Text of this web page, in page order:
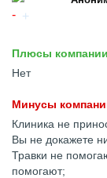
Плюсы
Нет
Минусы
Клиника не
Вы не докажете
Травки не
помогают;